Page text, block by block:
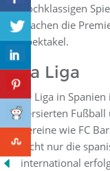
hochklassigen
machen die
Spektakel.
La Liga
La Liga in
versierten Fußball
Vereine wie FC
nicht nur die
international